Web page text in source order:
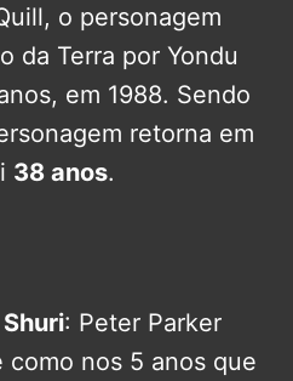
o personagem
da Terra por Yondu
em 1988. Sendo
retorna em
38 anos.
Shuri: Peter Parker
como nos 5 anos que